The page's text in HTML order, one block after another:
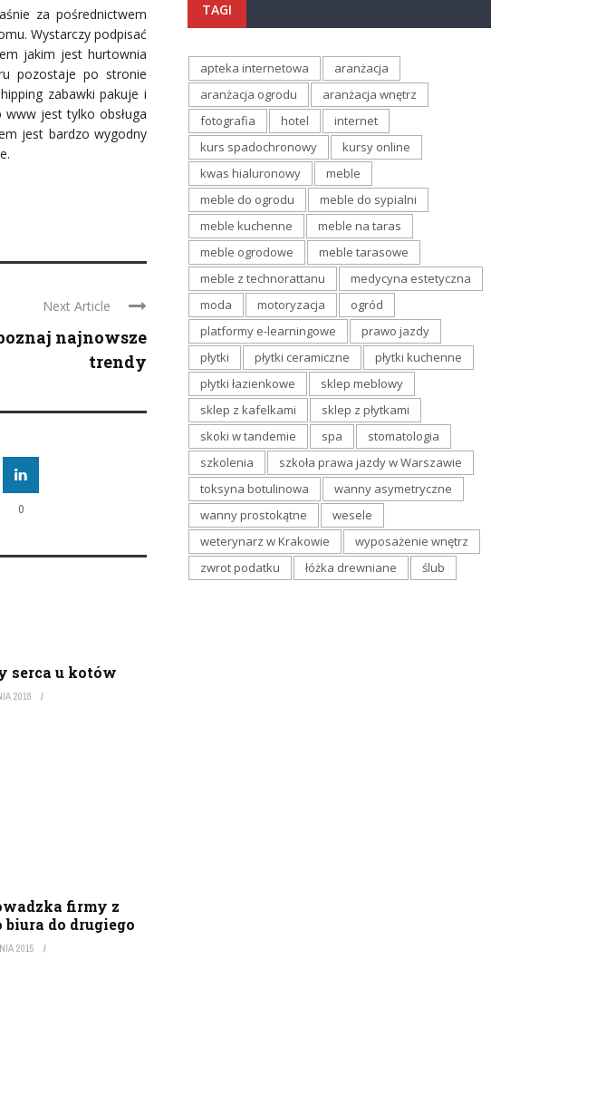
za pośrednictwem
Wystarczy podpisać
jakim jest hurtownia
pozostaje po stronie
zabawki pakuje i
www jest tylko obsługa
jest bardzo wygodny
Next Article
najnowsze
trendy
0
serca u kotów
2018
firmy z
biura do drugiego
2015
TAGI
apteka internetowa
aranżacja
aranżacja ogrodu
aranżacja wnętrz
fotografia
hotel
internet
kurs spadochronowy
kursy online
kwas hialuronowy
meble
meble do ogrodu
meble do sypialni
meble kuchenne
meble na taras
meble ogrodowe
meble tarasowe
meble z technorattanu
medycyna estetyczna
moda
motoryzacja
ogród
platformy e-learningowe
prawo jazdy
płytki
płytki ceramiczne
płytki kuchenne
płytki łazienkowe
sklep meblowy
sklep z kafelkami
sklep z płytkami
skoki w tandemie
spa
stomatologia
szkolenia
szkoła prawa jazdy w Warszawie
toksyna botulinowa
wanny asymetryczne
wanny prostokątne
wesele
weterynarz w Krakowie
wyposażenie wnętrz
zwrot podatku
łóżka drewniane ślub